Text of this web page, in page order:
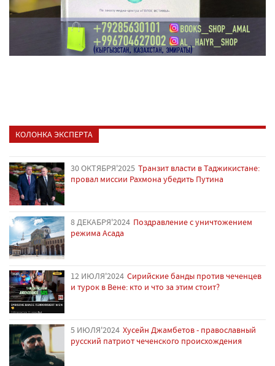
КОЛОНКА ЭКСПЕРТА
30 ОКТЯБРЯ'2025 Транзит власти в Таджикистане:
провал миссии Рахмона убедить Путина
8 ДЕКАБРЯ'2024 Поздравление с уничтожением
режима Асада
12 ИЮЛЯ'2024 Сирийские банды против чеченцев
и турок в Вене: кто и что за этим стоит?
5 ИЮЛЯ'2024 Хусейн Джамбетов - православный
русский патриот чеченского происхождения